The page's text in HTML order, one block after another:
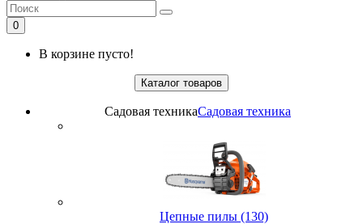
0
В корзине пусто!
Каталог товаров
Садовая техникаСадовая техника
Цепные пилы (130)